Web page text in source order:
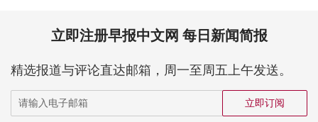
立即注册早报中文网 每日新闻简报
精选报道与评论直达邮箱，周一至周五上午发送。
立即订阅